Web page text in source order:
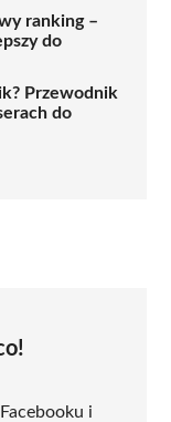
ranking –
do
Przewodnik
do
i